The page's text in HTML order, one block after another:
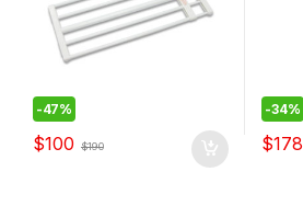
-47%
$100 $190
-34%
$178